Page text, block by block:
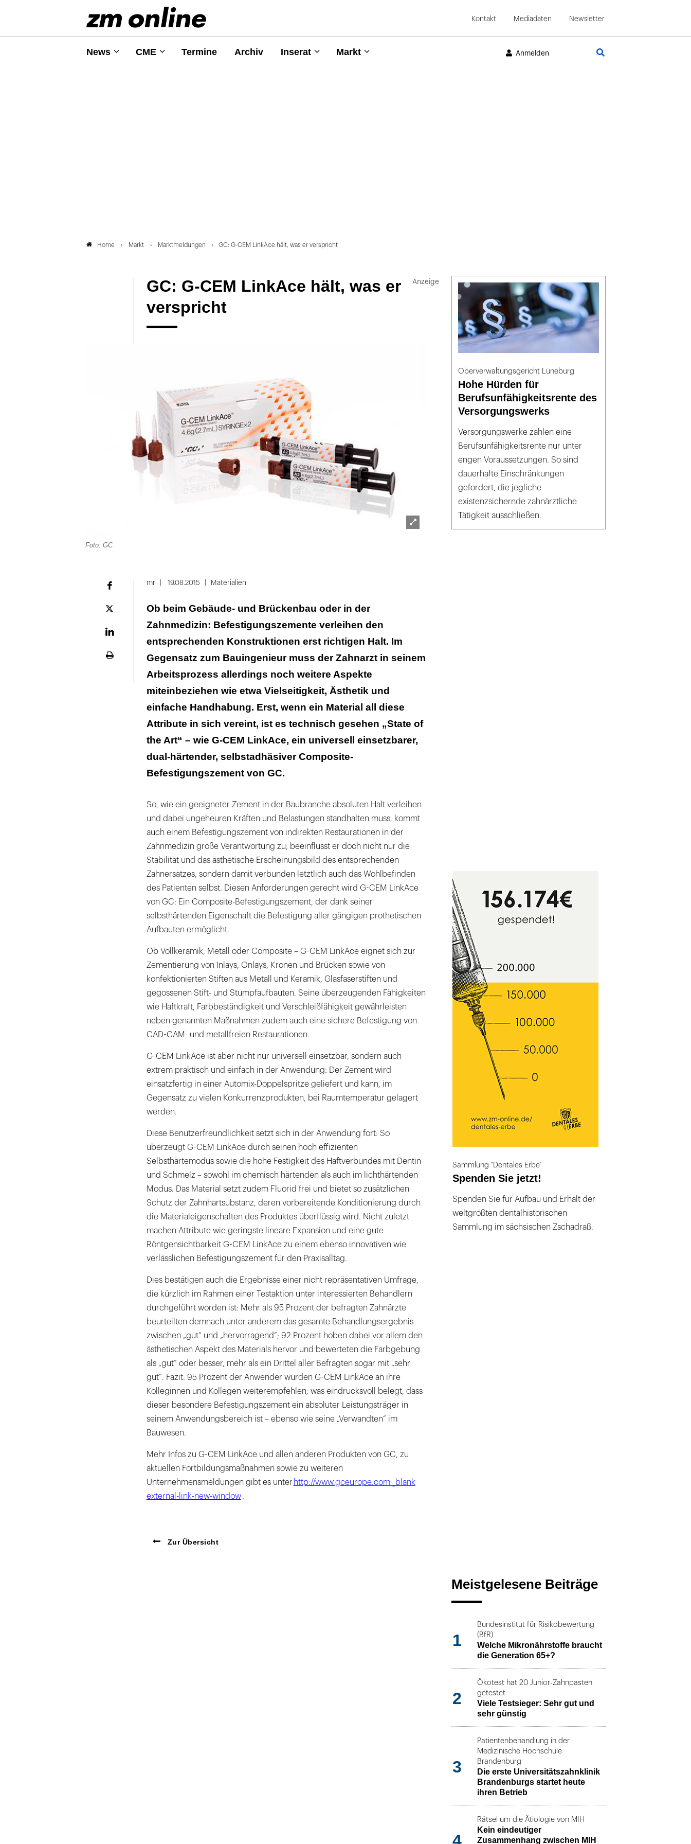
Kontakt Mediadaten Newsletter
News CME Termine Archiv Inserat Markt Anmelden
Home Markt Marktmeldungen GC: G-CEM LinkAce hält, was er verspricht
GC: G-CEM LinkAce hält, was er
verspricht
Foto: GC
Plattform
mr 19.08.2015 Materialien
Ob beim Gebäude- und Brückenbau oder in der
Zahnmedizin: Befestigungszemente verleihen den
entsprechenden Konstruktionen erst richtigen Halt. Im
Gegensatz zum Bauingenieur muss der Zahnarzt in seinem
Arbeitsprozess allerdings noch weitere Aspekte
miteinbeziehen wie etwa Vielseitigkeit, Ästhetik und
einfache Handhabung. Erst, wenn ein Material all diese
Attribute in sich vereint, ist es technisch gesehen „State of
the Art“ – wie G-CEM LinkAce, ein universell einsetzbarer,
dual-härtender, selbstadhäsiver Composite-
Befestigungszement von GC.
So, wie ein geeigneter Zement in der Baubranche absoluten Halt verleihen
und dabei ungeheuren Kräften und Belastungen standhalten muss, kommt
auch einem Befestigungszement von indirekten Restaurationen in der
Zahnmedizin große Verantwortung zu; beeinflusst er doch nicht nur die
Stabilität und das ästhetische Erscheinungsbild des entsprechenden
Zahnersatzes, sondern damit verbunden letztlich auch das Wohlbefinden
des Patienten selbst. Diesen Anforderungen gerecht wird G-CEM LinkAce
von GC: Ein Composite-Befestigungszement, der dank seiner
selbsthärtenden Eigenschaft die Befestigung aller gängigen prothetischen
Aufbauten ermöglicht.
Ob Vollkeramik, Metall oder Composite – G-CEM LinkAce eignet sich zur
Zementierung von Inlays, Onlays, Kronen und Brücken sowie von
konfektionierten Stiften aus Metall und Keramik, Glasfaserstiften und
gegossenen Stift- und Stumpfaufbauten. Seine überzeugenden Fähigkeiten
wie Haftkraft, Farbbeständigkeit und Verschleißfähigkeit gewährleisten
neben genannten Maßnahmen zudem auch eine sichere Befestigung von
CAD-CAM- und metallfreien Restaurationen.
G-CEM LinkAce ist aber nicht nur universell einsetzbar, sondern auch
extrem praktisch und einfach in der Anwendung: Der Zement wird
einsatzfertig in einer Automix-Doppelspritze geliefert und kann, im
Gegensatz zu vielen Konkurrenzprodukten, bei Raumtemperatur gelagert
werden.
Diese Benutzerfreundlichkeit setzt sich in der Anwendung fort: So
überzeugt G-CEM LinkAce durch seinen hoch effizienten
Selbsthärtemodus sowie die hohe Festigkeit des Haftverbundes mit Dentin
und Schmelz – sowohl im chemisch härtenden als auch im lichthärtenden
Modus. Das Material setzt zudem Fluorid frei und bietet so zusätzlichen
Schutz der Zahnhartsubstanz, deren vorbereitende Konditionierung durch
die Materialeigenschaften des Produktes überflüssig wird. Nicht zuletzt
machen Attribute wie geringste lineare Expansion und eine gute
Röntgensichtbarkeit G-CEM LinkAce zu einem ebenso innovativen wie
verlässlichen Befestigungszement für den Praxisalltag.
Dies bestätigen auch die Ergebnisse einer nicht repräsentativen Umfrage,
die kürzlich im Rahmen einer Testaktion unter interessierten Behandlern
durchgeführt worden ist: Mehr als 95 Prozent der befragten Zahnärzte
beurteilten demnach unter anderem das gesamte Behandlungsergebnis
zwischen „gut“ und „hervorragend“; 92 Prozent hoben dabei vor allem den
ästhetischen Aspekt des Materials hervor und bewerteten die Farbgebung
als „gut“ oder besser, mehr als ein Drittel aller Befragten sogar mit „sehr
gut“. Fazit: 95 Prozent der Anwender würden G-CEM LinkAce an ihre
Kolleginnen und Kollegen weiterempfehlen; was eindrucksvoll belegt, dass
dieser besondere Befestigungszement ein absoluter Leistungsträger in
seinem Anwendungsbereich ist – ebenso wie seine „Verwandten“ im
Bauwesen.
Mehr Infos zu G-CEM LinkAce und allen anderen Produkten von GC, zu
aktuellen Fortbildungsmaßnahmen sowie zu weiteren
Unternehmensmeldungen gibt es unter http://www.gceurope.com _blank
external-link-new-window .
Zur Übersicht
Oberverwaltungsgericht Lüneburg
Hohe Hürden für
Berufsunfähigkeitsrente des
Versorgungswerks
Versorgungswerke zahlen eine
Berufsunfähigkeitsrente nur unter
engen Voraussetzungen. So sind
dauerhafte Einschränkungen
gefordert, die jegliche
existenzsichernde zahnärztliche
Tätigkeit ausschließen.
Sammlung "Dentales Erbe"
Spenden Sie jetzt!
Spenden Sie für Aufbau und Erhalt der
weltgrößten dentalhistorischen
Sammlung im sächsischen Zschadraß.
Meistgelesene Beiträge
1
Bundesinstitut für Risikobewertung
(BfR)
Welche Mikronährstoffe braucht
die Generation 65+?
2
Ökotest hat 20 Junior-Zahnpasten
getestet
Viele Testsieger: Sehr gut und
sehr günstig
3
Patientenbehandlung in der
Medizinische Hochschule
Brandenburg
Die erste Universitätszahnklinik
Brandenburgs startet heute
ihren Betrieb
4
Rätsel um die Ätiologie von MIH
Kein eindeutiger
Zusammenhang zwischen MIH